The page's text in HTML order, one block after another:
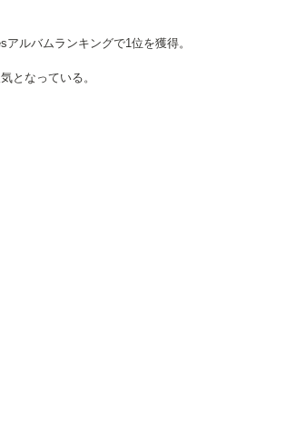
ルバムランキングで1位を獲得。
となっている。